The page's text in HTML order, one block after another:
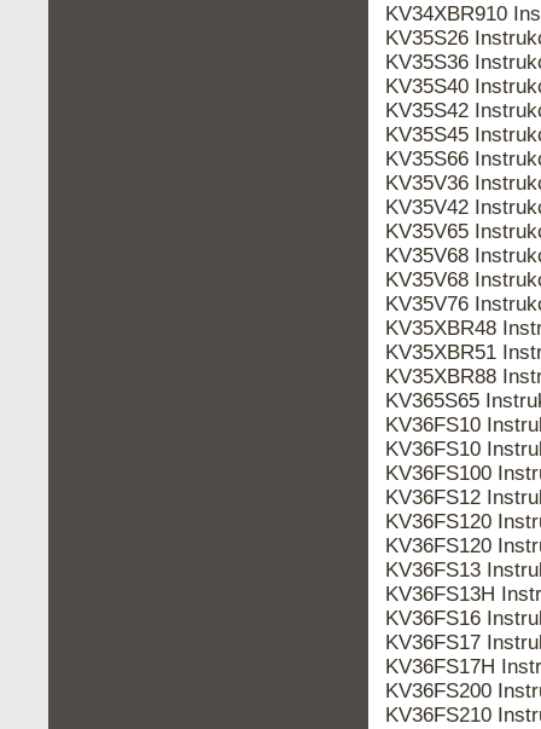
KV34XBR910
KV35S26
KV35S36
KV35S40
KV35S42
KV35S45
KV35S66
KV35V36
KV35V42
KV35V65
KV35V68
KV35V68
KV35V76
KV35XBR48
KV35XBR51
KV35XBR88
KV365S65
KV36FS10
KV36FS10
KV36FS100
KV36FS12
KV36FS120
KV36FS120
KV36FS13
KV36FS13H
KV36FS16
KV36FS17
KV36FS17H
KV36FS200
KV36FS210